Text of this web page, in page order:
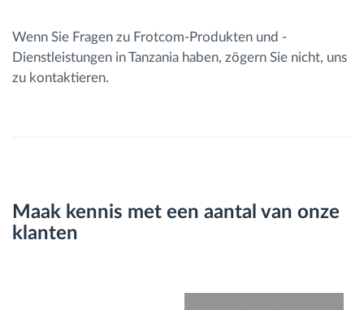
Wenn Sie Fragen zu Frotcom-Produkten und -
Dienstleistungen in Tanzania haben, zögern Sie nicht, uns
zu kontaktieren.
Maak kennis met een aantal van onze
klanten